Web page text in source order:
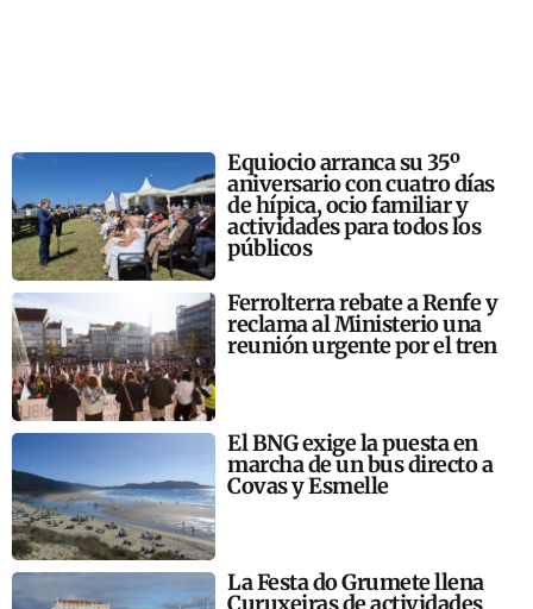
Equiocio arranca su 35º
aniversario con cuatro días
de hípica, ocio familiar y
actividades para todos los
públicos
Ferrolterra rebate a Renfe y
reclama al Ministerio una
reunión urgente por el tren
El BNG exige la puesta en
marcha de un bus directo a
Covas y Esmelle
La Festa do Grumete llena